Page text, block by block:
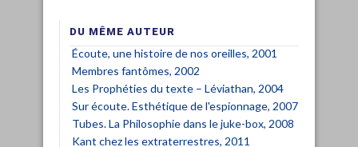
DU MÊME AUTEUR
Écoute, une histoire de nos oreilles, 2001
Membres fantômes, 2002
Les Prophéties du texte – Léviathan, 2004
Sur écoute. Esthétique de l'espionnage, 2007
Tubes. La Philosophie dans le juke-box, 2008
Kant chez les extraterrestres, 2011